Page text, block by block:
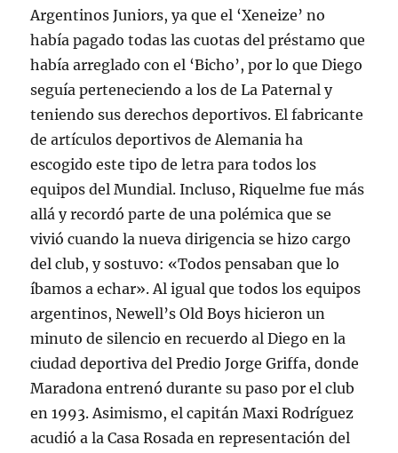
Argentinos Juniors, ya que el ‘Xeneize’ no
había pagado todas las cuotas del préstamo que
había arreglado con el ‘Bicho’, por lo que Diego
seguía perteneciendo a los de La Paternal y
teniendo sus derechos deportivos. El fabricante
de artículos deportivos de Alemania ha
escogido este tipo de letra para todos los
equipos del Mundial. Incluso, Riquelme fue más
allá y recordó parte de una polémica que se
vivió cuando la nueva dirigencia se hizo cargo
del club, y sostuvo: «Todos pensaban que lo
íbamos a echar». Al igual que todos los equipos
argentinos, Newell’s Old Boys hicieron un
minuto de silencio en recuerdo al Diego en la
ciudad deportiva del Predio Jorge Griffa, donde
Maradona entrenó durante su paso por el club
en 1993. Asimismo, el capitán Maxi Rodríguez
acudió a la Casa Rosada en representación del